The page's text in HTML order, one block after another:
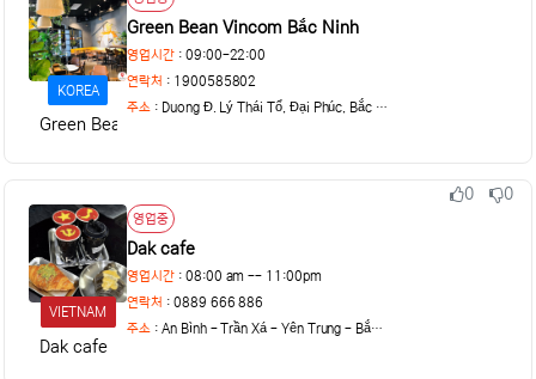
KOREA
Green Bean
Green Bean Vincom Bắc Ninh
영업시간 : 09:00-22:00
연락처 : 1900585802
주소 : Duong Đ. Lý Thái Tổ, Đại Phúc, Bắc Ninh,
상태
VIETNAM
Dak cafe
영업중
Dak cafe
영업시간 : 08:00 am -- 11:00pm
연락처 : 0889 666 886
주소 : An Bình - Trần Xá - Yên Trung - Bắc Ninh
추천
0
비추천
0